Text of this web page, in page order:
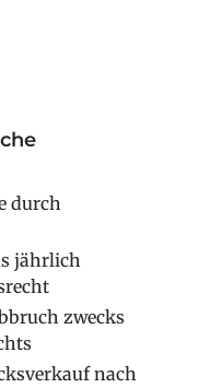
durch
jährlich
zwecks
nach